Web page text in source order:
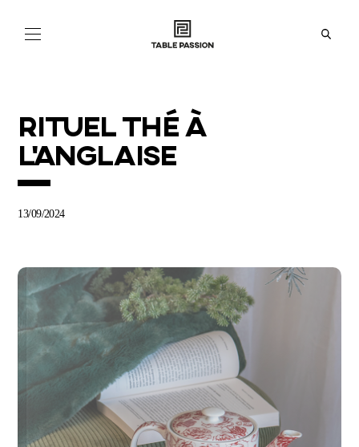
ACTUALITÉS
À
PROPOS
RITUEL THÉ À
L’ANGLAISE
13/09/2024